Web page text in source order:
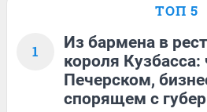
ТОП 5
1
Из бармена в
короля
Печерском,
спорящем с